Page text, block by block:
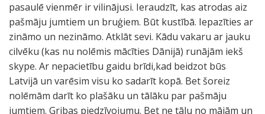
pasaulē vienmēr ir vilinājusi. Ieraudzīt, kas atrodas aiz
pašmāju jumtiem un bruģiem. Būt kustībā. Iepazīties ar
zināmo un nezināmo. Atklāt sevi. Kādu vakaru ar jauku
cilvēku (kas nu nolēmis mācīties Dānijā) runājām iekš
skype. Ar nepacietību gaidu brīdi,kad beidzot būs
Latvijā un varēsim visu ko sadarīt kopā. Bet šoreiz
nolēmām darīt ko plašāku un tālāku par pašmāju
jumtiem. Gribas piedzīvojumu. Bet ne tālu no mājām un